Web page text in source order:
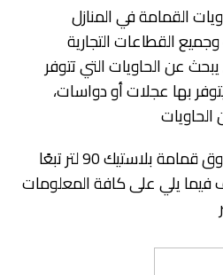
القمامة في المنازل
القطاعات التجارية
عن الحاويات التي تتوفر
بها عجلات أو دواسات،
اسعار صندوق قمامة بلاستيك 90 لتر تبعًا
فيما يلي على كافة المعلومات